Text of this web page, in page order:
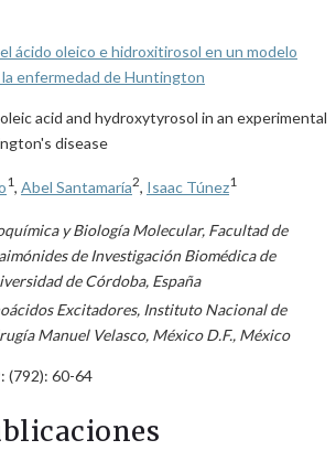
ácido oleico e hidroxitirosol en un modelo
enfermedad de Huntington
acid and hydroxytyrosol in an experimental
disease
1, Abel Santamaría2, Isaac Túnez1
y Biología Molecular, Facultad de
de Investigación Biomédica de
de Córdoba, España
Excitadores, Instituto Nacional de
Manuel Velasco, México D.F., México
(792): 60-64